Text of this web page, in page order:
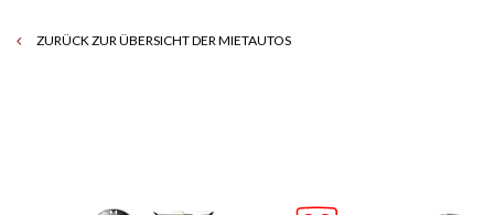
ZURÜCK ZUR ÜBERSICHT DER MIETAUTOS